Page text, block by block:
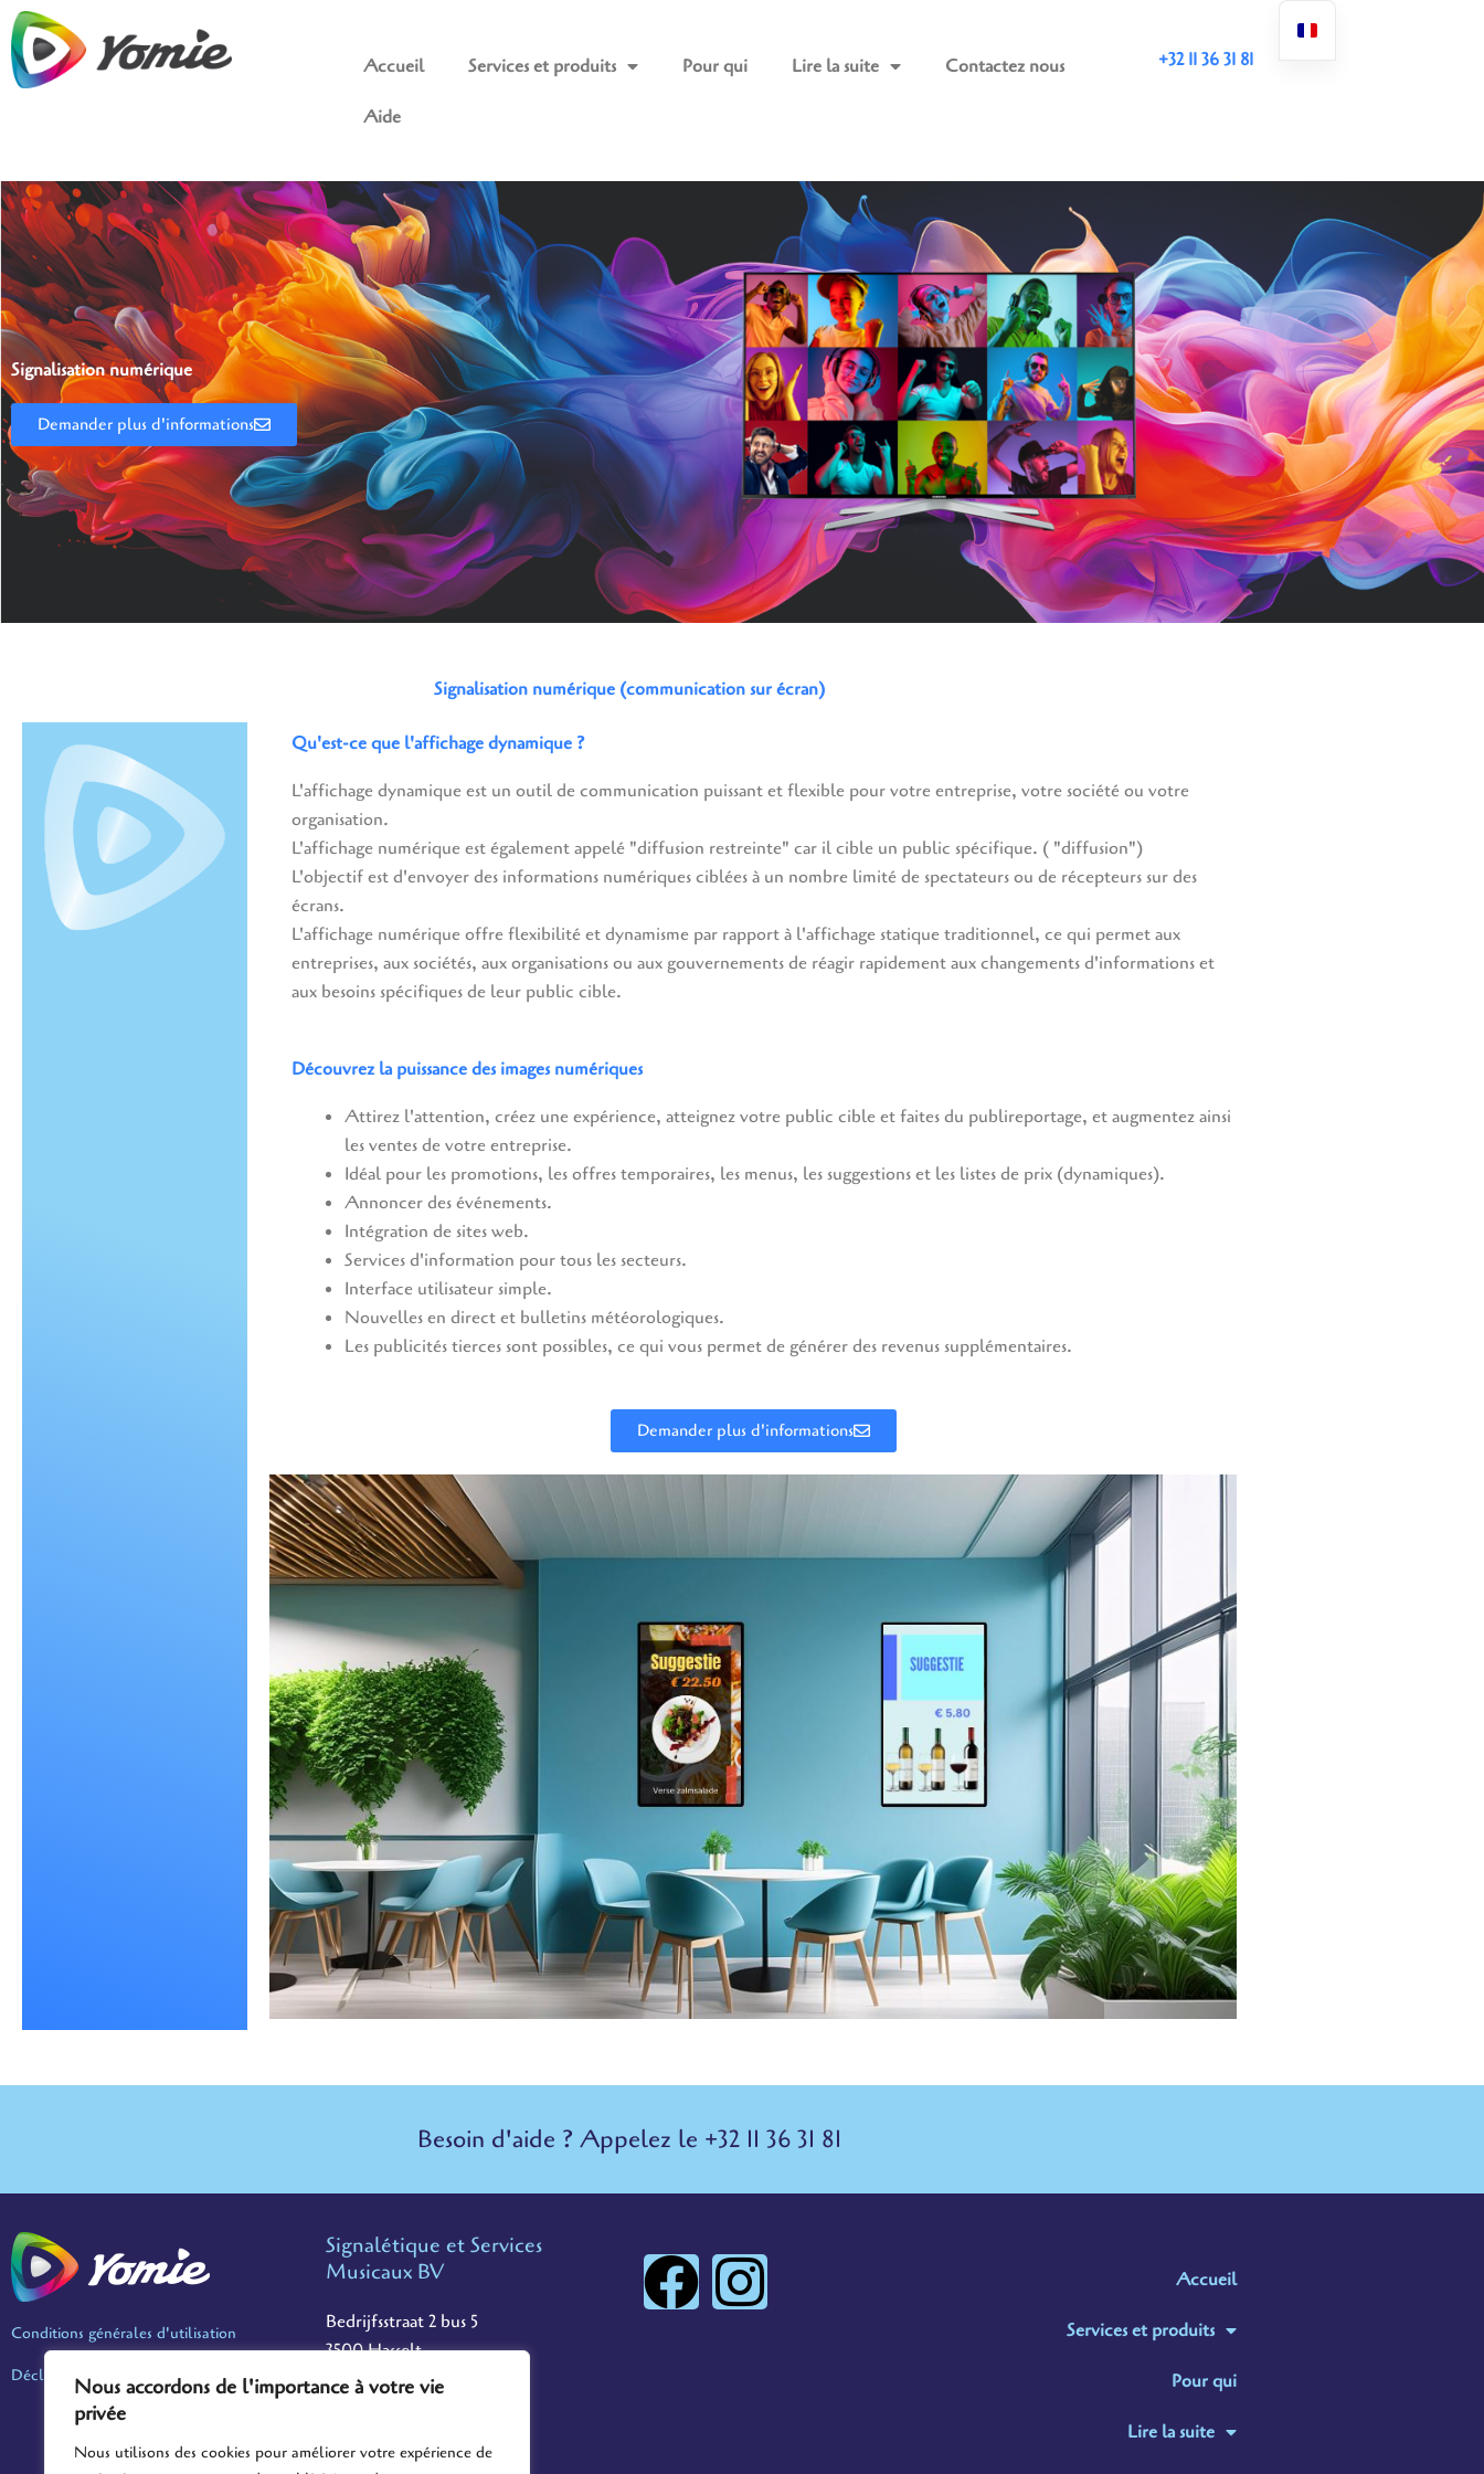
Nous accordons de l'importance à votre vie
privée
Nous utilisons des cookies pour améliorer votre expérience de
Accueil Services et produits Pour qui Lire la suite Contactez nous
Aide
+32 11 36 31 81
Signalisation numérique
Demander plus d'informations
Signalisation numérique (communication sur écran)
Qu'est-ce que l'affichage dynamique ?
L'affichage dynamique est un outil de communication puissant et flexible pour votre entreprise, votre société ou votre
organisation.
L'affichage numérique est également appelé "diffusion restreinte" car il cible un public spécifique. ( "diffusion")
L'objectif est d'envoyer des informations numériques ciblées à un nombre limité de spectateurs ou de récepteurs sur des
écrans.
L'affichage numérique offre flexibilité et dynamisme par rapport à l'affichage statique traditionnel, ce qui permet aux
entreprises, aux sociétés, aux organisations ou aux gouvernements de réagir rapidement aux changements d'informations et
aux besoins spécifiques de leur public cible.
Découvrez la puissance des images numériques
Attirez l'attention, créez une expérience, atteignez votre public cible et faites du publireportage, et augmentez ainsi
les ventes de votre entreprise.
Idéal pour les promotions, les offres temporaires, les menus, les suggestions et les listes de prix (dynamiques).
Annoncer des événements.
Intégration de sites web.
Services d'information pour tous les secteurs.
Interface utilisateur simple.
Nouvelles en direct et bulletins météorologiques.
Les publicités tierces sont possibles, ce qui vous permet de générer des revenus supplémentaires.
Demander plus d'informations
Besoin d'aide ? Appelez le +32 11 36 31 81
Conditions générales d'utilisation
Déclaration de confidentialité
Signalétique et Services
Musicaux BV
Bedrijfsstraat 2 bus 5
3500 Hasselt
Belgique
NE : 0765.904.773
F
a
I
n
Accueil
Services et produits
Pour qui
Lire la suite